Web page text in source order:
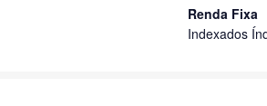
Renda Fixa
Indexados